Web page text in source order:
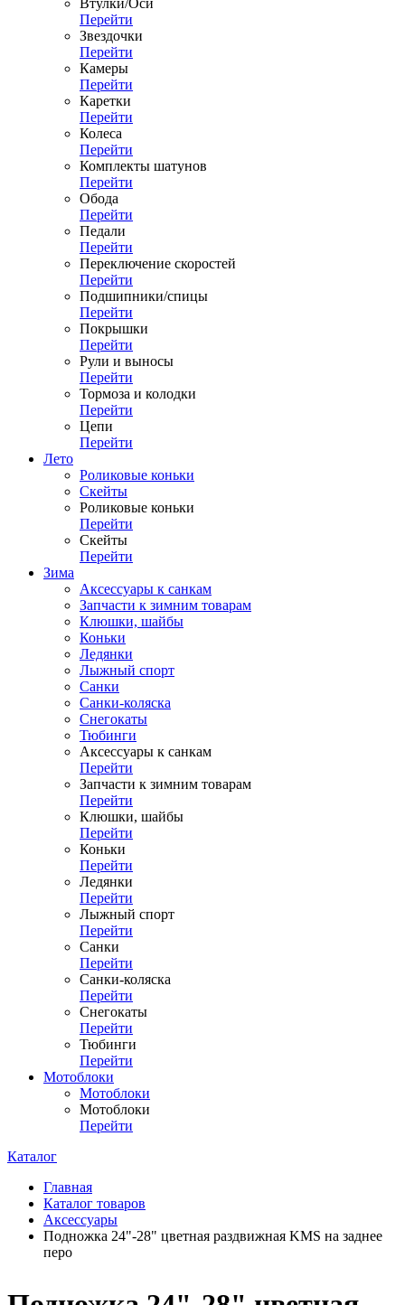
Втулки/Оси
Перейти
Звездочки
Перейти
Камеры
Перейти
Каретки
Перейти
Колеса
Перейти
Комплекты шатунов
Перейти
Обода
Перейти
Педали
Перейти
Переключение скоростей
Перейти
Подшипники/спицы
Перейти
Покрышки
Перейти
Рули и выносы
Перейти
Тормоза и колодки
Перейти
Цепи
Перейти
Лето
Роликовые коньки
Скейты
Роликовые коньки
Перейти
Скейты
Перейти
Зима
Аксессуары к санкам
Запчасти к зимним товарам
Клюшки, шайбы
Коньки
Ледянки
Лыжный спорт
Санки
Санки-коляска
Снегокаты
Тюбинги
Аксессуары к санкам
Перейти
Запчасти к зимним товарам
Перейти
Клюшки, шайбы
Перейти
Коньки
Перейти
Ледянки
Перейти
Лыжный спорт
Перейти
Санки
Перейти
Санки-коляска
Перейти
Снегокаты
Перейти
Тюбинги
Перейти
Мотоблоки
Мотоблоки
Мотоблоки
Перейти
Каталог
Главная
Каталог товаров
Аксессуары
Подножка 24"-28" цветная раздвижная KMS на заднее
перо